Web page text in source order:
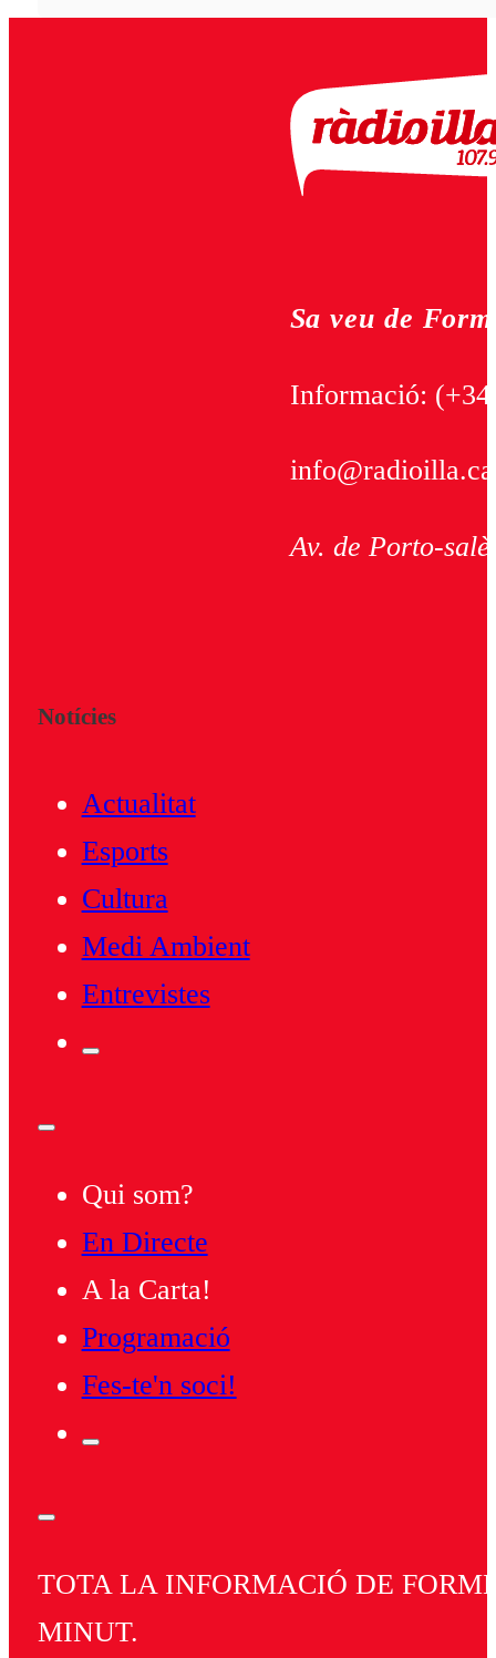
Sa veu de
Informació:
Av. de Porto-
Notícies
Actualitat
Esports
Cultura
Medi Ambient
Entrevistes
Qui som?
En Directe
A la Carta!
Programació
Fes-te'n soci!
TOTA LA INFORMACIÓ DE
MINUT.